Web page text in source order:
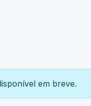
em breve.